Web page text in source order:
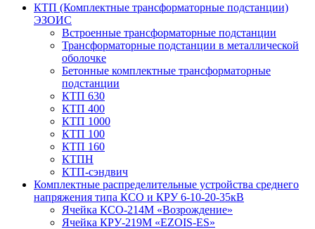
КТП (Комплектные трансформаторные подстанции)
ЭЗОИС
Встроенные трансформаторные подстанции
Трансформаторные подстанции в металлической
оболочке
Бетонные комплектные трансформаторные
подстанции
КТП 630
КТП 400
КТП 1000
КТП 100
КТП 160
КТПН
КТП-сэндвич
Комплектные распределительные устройства среднего
напряжения типа КСО и КРУ 6-10-20-35кВ
Ячейка КСО-214М «Возрождение»
Ячейка КРУ-219М «EZOIS-ES»